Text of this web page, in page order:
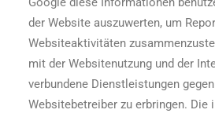
der Website auszuwerten, um
Websiteaktivitäten
mit der Websitenutzung und der
verbundene Dienstleistungen
Websitebetreiber zu erbringen. Die